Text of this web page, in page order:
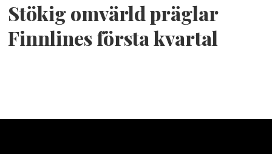
Stökig omvärld präglar
Finnlines första kvartal